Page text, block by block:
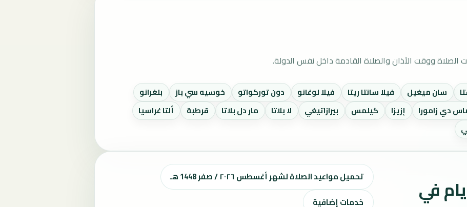
ووقت الأذان والصلاة القادمة داخل نفس الدولة.
سان ميغيل فيلا سانتا ريتا فيلا لوغانو دون توركواتو خوسيه سي باز
بلغرانو
دي زامورا إزيزا كيلمس بيرازاتيغي لا بلاتا مار دل بلاتا قرطبة
ألتا غراسيا
الصلاة لمدة 7 أيام في
تحميل مواعيد الصلاة لشهر أغسطس ٢٠٢٦ / صفر 1448 هـ
خدمات إضافية